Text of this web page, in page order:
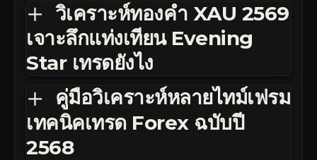
วิเคราะห์ทองคำ XAU 2569
เจาะลึกแท่งเทียน Evening
Star เทรดยังไง
คู่มือวิเคราะห์หลายไทม์เฟรม
เทคนิคเทรด Forex ฉบับปี
2568